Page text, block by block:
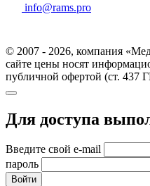
info@rams.pro
© 2007 - 2026, компания
сайте цены носят
публичной офертой (ст. 437
Для доступа
Введите свой e-mail
пароль
Войти